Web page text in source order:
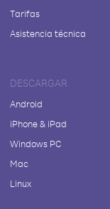
Tarifas
Asistencia técnica
DESCARGAR
Android
iPhone & iPad
Windows PC
Mac
Linux